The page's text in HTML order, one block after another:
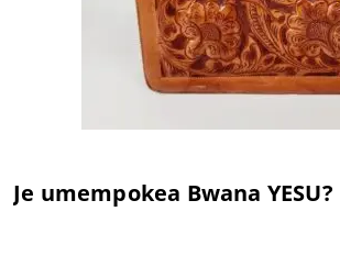
Je umempokea Bwana YESU?